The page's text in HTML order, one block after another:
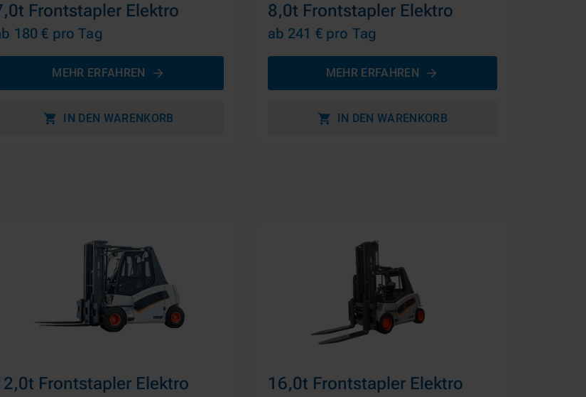
Frontstapler Elektro
180 € pro Tag
MEHR ERFAHREN
IN DEN WARENKORB
8,0t Frontstapler Elektro
ab 241 € pro Tag
MEHR ERFAHREN
IN DEN WARENKORB
Frontstapler Elektro 16,0t Frontstapler Elektro